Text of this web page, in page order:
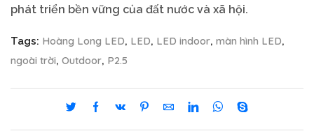
phát triển bền vững của đất nước và xã hội.
Tags: Hoàng Long LED, LED, LED indoor, màn hình LED,
ngoài trời, Outdoor, P2.5